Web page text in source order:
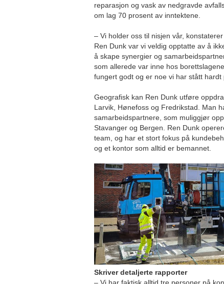
reparasjon og vask av nedgravde
om lag 70 prosent av inntektene.
– Vi holder oss til nisjen vår,
Ren Dunk var vi veldig opptatte av å
å skape synergier og
som allerede var inne hos
fungert godt og er noe vi har stått hardt
Geografisk kan Ren Dunk utføre
Larvik, Hønefoss og Fredrikstad. Man
samarbeidspartnere, som muliggjør
Stavanger og Bergen. Ren Dunk
team, og har et stort fokus på
og et kontor som alltid er bemannet.
Skriver detaljerte rapporter